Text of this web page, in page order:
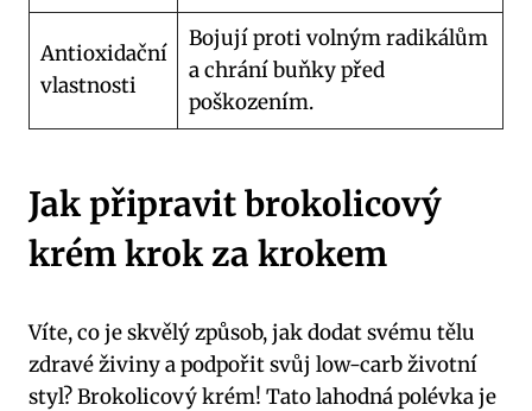
Antioxidační
vlastnosti
Bojují proti volným radikálům
a chrání buňky před
poškozením.
Jak připravit brokolicový
krém krok za krokem
Víte, co je skvělý způsob, jak dodat svému tělu
zdravé živiny a podpořit svůj low-carb životní
styl? Brokolicový krém! Tato lahodná polévka je